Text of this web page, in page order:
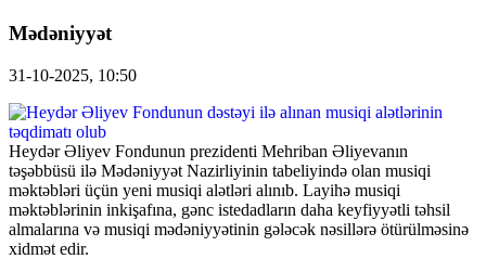
Mədəniyyət
31-10-2025, 10:50
Heydər Əliyev Fondunun prezidenti Mehriban Əliyevanın
təşəbbüsü ilə Mədəniyyət Nazirliyinin tabeliyində olan musiqi
məktəbləri üçün yeni musiqi alətləri alınıb. Layihə musiqi
məktəblərinin inkişafına, gənc istedadların daha keyfiyyətli təhsil
almalarına və musiqi mədəniyyətinin gələcək nəsillərə ötürülməsinə
xidmət edir.